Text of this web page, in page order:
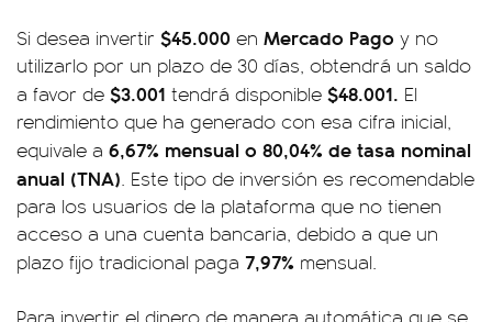
Si desea invertir $45.000 en Mercado Pago y no
utilizarlo por un plazo de 30 días, obtendrá un saldo
a favor de $3.001 tendrá disponible $48.001. El
rendimiento que ha generado con esa cifra inicial,
equivale a 6,67% mensual o 80,04% de tasa nominal
anual (TNA). Este tipo de inversión es recomendable
para los usuarios de la plataforma que no tienen
acceso a una cuenta bancaria, debido a que un
plazo fijo tradicional paga 7,97% mensual.
Para invertir el dinero de manera automática que se